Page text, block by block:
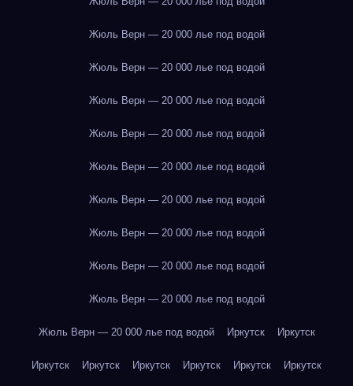
Жюль Верн — 20 000 лье под водой
Жюль Верн — 20 000 лье под водой
Жюль Верн — 20 000 лье под водой
Жюль Верн — 20 000 лье под водой
Жюль Верн — 20 000 лье под водой
Жюль Верн — 20 000 лье под водой
Жюль Верн — 20 000 лье под водой
Жюль Верн — 20 000 лье под водой
Жюль Верн — 20 000 лье под водой
Жюль Верн — 20 000 лье под водой Иркутск Иркутск
Иркутск Иркутск Иркутск Иркутск Иркутск Иркутск